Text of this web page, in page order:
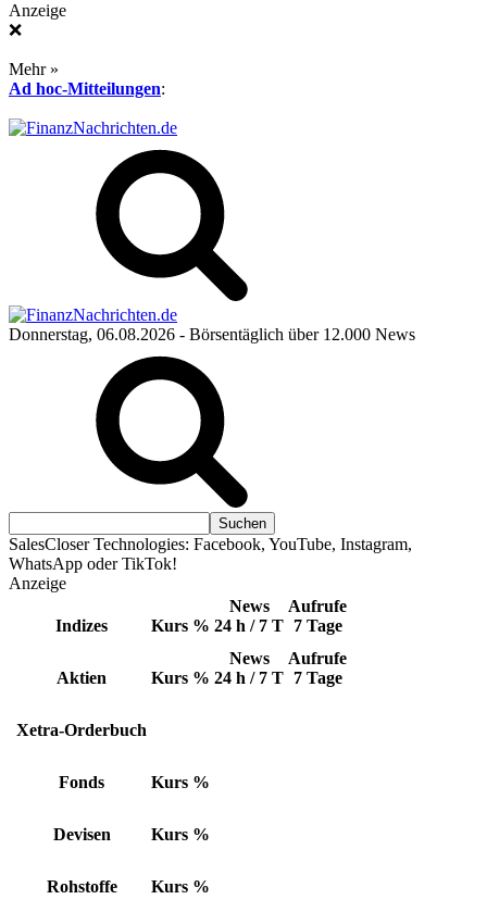
Anzeige
❌
Mehr »
Ad hoc-Mitteilungen:
Donnerstag, 06.08.2026 - Börsentäglich über 12.000 News
SalesCloser Technologies: Facebook, YouTube, Instagram,
WhatsApp oder TikTok!
Anzeige
Indizes Kurs %
News
24 h / 7 T
Aufrufe
7 Tage
Aktien Kurs %
News
24 h / 7 T
Aufrufe
7 Tage
Xetra-Orderbuch
Fonds Kurs %
Devisen Kurs %
Rohstoffe Kurs %